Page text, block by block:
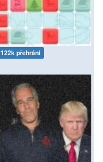
122k přehrání